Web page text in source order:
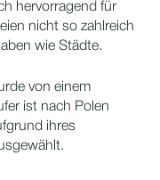
hervorragend für
nicht so zahlreich
wie Städte.
von einem
ist nach Polen
ihres